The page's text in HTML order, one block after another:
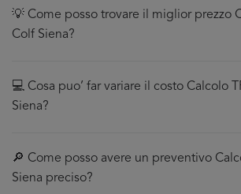
💡 Come posso trovare il miglior prezzo
Colf Siena?
💻 Cosa puo’ far variare il costo Calcolo
Siena?
🔎 Come posso avere un preventivo
Siena preciso?